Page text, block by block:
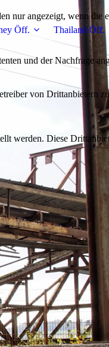
Öff. Thailand Öff.
nur angezeigt, wenn die
und der Nachfrage
von Drittanbietern
werden. Diese